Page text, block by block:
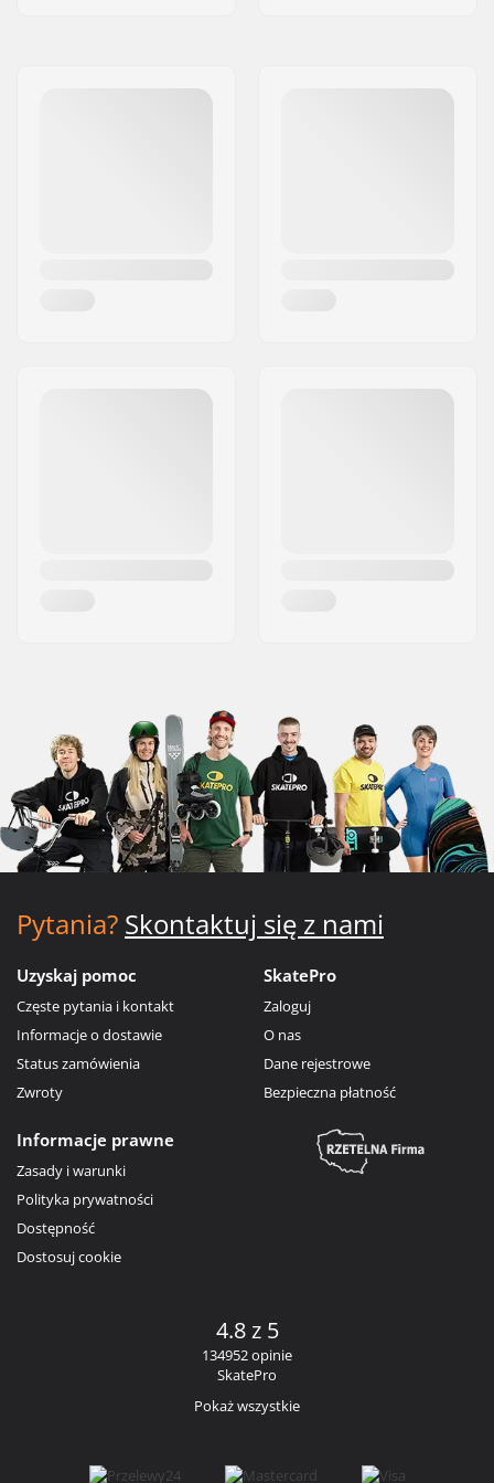
Pytania? Skontaktuj się z nami
Uzyskaj pomoc
Częste pytania i kontakt
Informacje o dostawie
Status zamówienia
Zwroty
SkatePro
Zaloguj
O nas
Dane rejestrowe
Bezpieczna płatność
Informacje prawne
Zasady i warunki
Polityka prywatności
Dostępność
Dostosuj cookie
4.8 z 5
134952 opinie
SkatePro
Pokaż wszystkie